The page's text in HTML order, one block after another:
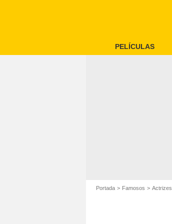
PELÍCULAS
Portada Famosos Actrizes